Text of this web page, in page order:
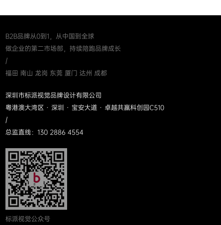
B2B品牌从0到1，从中国到全球
做企业的第二市场部，持续陪跑品牌成长
/
福田 南山 龙岗 东莞 厦门 达州 成都
深圳市标派视觉品牌设计有限公司
粤港澳大湾区 · 深圳 · 宝安大道 · 卓越共赢科创园C510
/
总监直线：130 2886 4554
标派视觉公众号